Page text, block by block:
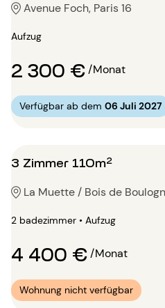
Avenue Foch, Paris 16
Aufzug
2 300 €/Monat
Verfügbar ab dem 06 Juli 2027
3 Zimmer 110m²
La Muette / Bois de
2 badezimmer • Aufzug
4 400 €/Monat
Wohnung nicht verfügbar